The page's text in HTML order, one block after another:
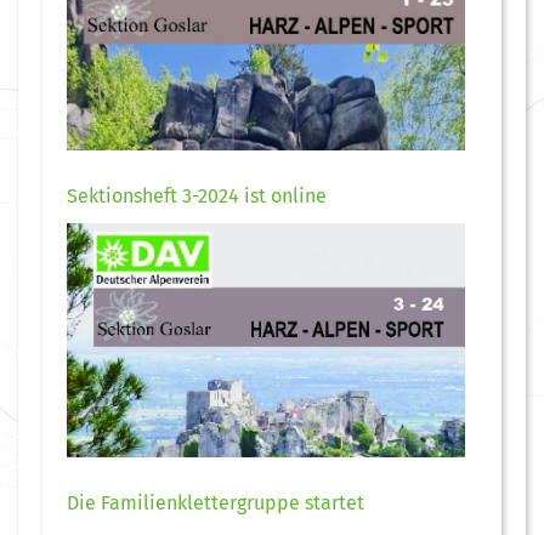
Sektionsheft 3-2024 ist online
Die Familienklettergruppe startet